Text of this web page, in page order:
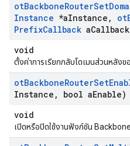
otBackboneRouterSet
Instance *aInstance , ot
PrefixCallback aCallback
void
ตั้งค่าการเรียกกลับโดเมนส่วนหลังข
otBackboneRouterSet
Instance , bool aEnable)
void
เปิดหรือปิดใช้งานฟังก์ชัน Backbone